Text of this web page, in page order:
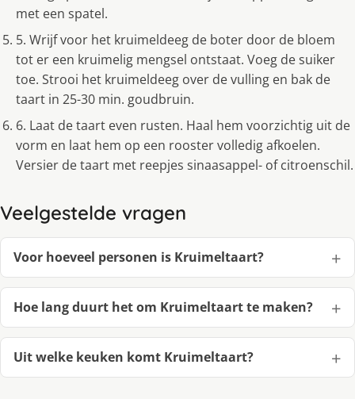
met een spatel.
5. Wrijf voor het kruimeldeeg de boter door de bloem
tot er een kruimelig mengsel ontstaat. Voeg de suiker
toe. Strooi het kruimeldeeg over de vulling en bak de
taart in 25-30 min. goudbruin.
6. Laat de taart even rusten. Haal hem voorzichtig uit de
vorm en laat hem op een rooster volledig afkoelen.
Versier de taart met reepjes sinaasappel- of citroenschil.
Veelgestelde vragen
Voor hoeveel personen is Kruimeltaart?
Hoe lang duurt het om Kruimeltaart te maken?
Uit welke keuken komt Kruimeltaart?